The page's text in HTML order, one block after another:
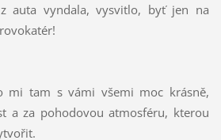
auta vyndala, vysvitlo, byť jen na
mi tam s vámi všemi moc krásně,
a za pohodovou atmosféru, kterou